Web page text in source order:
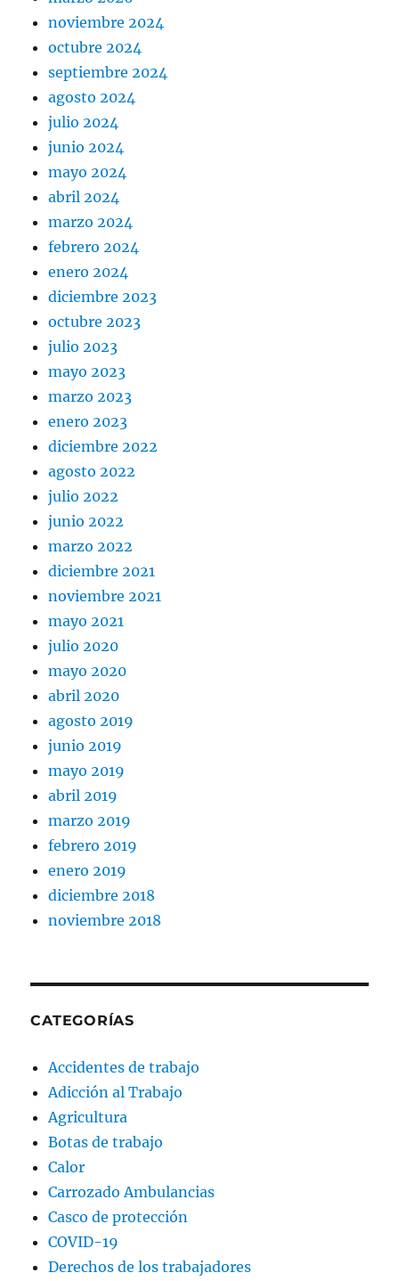
noviembre 2024
octubre 2024
septiembre 2024
agosto 2024
julio 2024
junio 2024
mayo 2024
abril 2024
marzo 2024
febrero 2024
enero 2024
diciembre 2023
octubre 2023
julio 2023
mayo 2023
marzo 2023
enero 2023
diciembre 2022
agosto 2022
julio 2022
junio 2022
marzo 2022
diciembre 2021
noviembre 2021
mayo 2021
julio 2020
mayo 2020
abril 2020
agosto 2019
junio 2019
mayo 2019
abril 2019
marzo 2019
febrero 2019
enero 2019
diciembre 2018
noviembre 2018
CATEGORÍAS
Accidentes de trabajo
Adicción al Trabajo
Agricultura
Botas de trabajo
Calor
Carrozado Ambulancias
Casco de protección
COVID-19
Derechos de los trabajadores